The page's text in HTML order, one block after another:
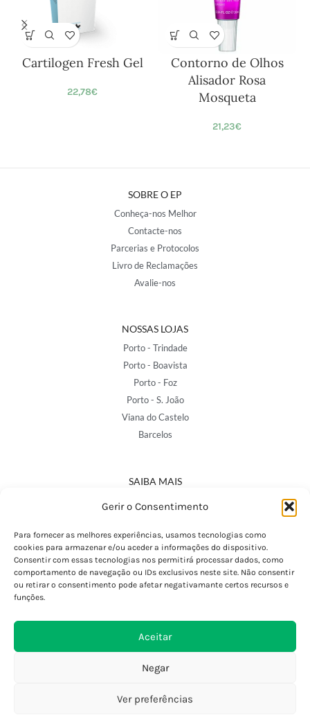
Gerir o Consentimento
Para fornecer as melhores experiências, usamos tecnologias como
cookies para armazenar e/ou aceder a informações do dispositivo.
Consentir com essas tecnologias nos permitirá processar dados, como
comportamento de navegação ou IDs exclusivos neste site. Não consentir
ou retirar o consentimento pode afetar negativamante certos recursos e
funções.
Aceitar
Negar
Ver preferências
Cartilogen Fresh Gel
22,78€
Contorno de Olhos
Alisador Rosa
Mosqueta
21,23€
SOBRE O EP
Conheça-nos Melhor
Contacte-nos
Parcerias e Protocolos
Livro de Reclamações
Avalie-nos
NOSSAS LOJAS
Porto - Trindade
Porto - Boavista
Porto - Foz
Porto - S. João
Viana do Castelo
Barcelos
SAIBA MAIS
Política de Privacidade
Termos e Condições
Perguntas Frequentes
Custos de Envio
Encomendas Internacionais
Devoluções e Trocas